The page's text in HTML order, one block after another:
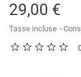
29,00 €
Tasse incluse